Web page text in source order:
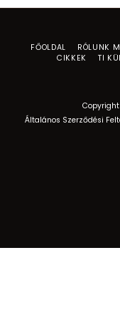
Általános Szerződési
FŐOLDAL RÓLUNK
CIKKEK
TI